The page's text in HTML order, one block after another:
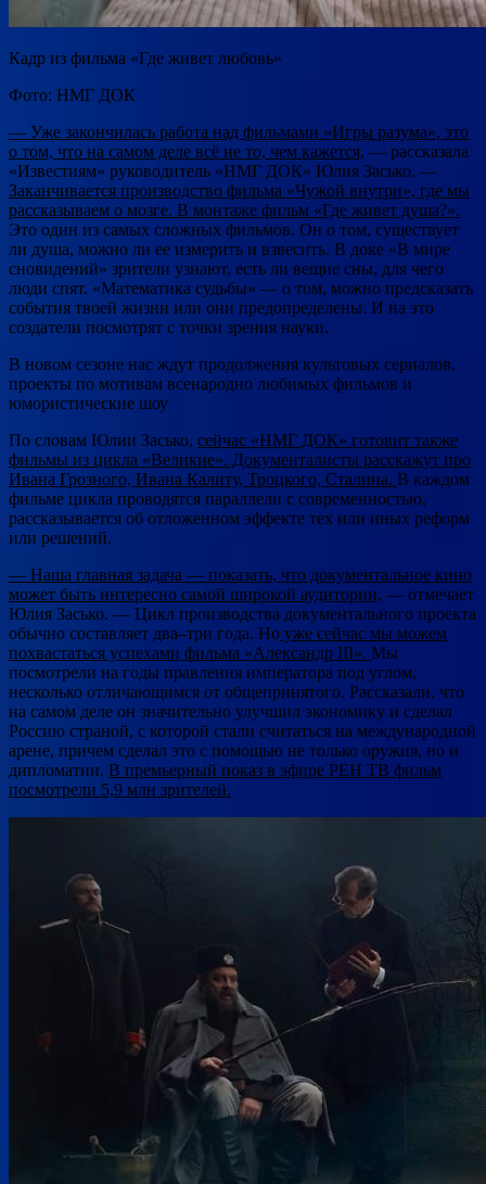
Кадр из фильма «Где живет любовь»
Фото: НМГ ДОК
— Уже закончилась работа над фильмами «Игры разума», это
о том, что на самом деле всё не то, чем кажется, — рассказала
«Известиям» руководитель «НМГ ДОК» Юлия Засько. —
Заканчивается производство фильма «Чужой внутри», где мы
рассказываем о мозге. В монтаже фильм «Где живет душа?».
Это один из самых сложных фильмов. Он о том, существует
ли душа, можно ли ее измерить и взвесить. В доке «В мире
сновидений» зрители узнают, есть ли вещие сны, для чего
люди спят. «Математика судьбы» — о том, можно предсказать
события твоей жизни или они предопределены. И на это
создатели посмотрят с точки зрения науки.
В новом сезоне нас ждут продолжения культовых сериалов,
проекты по мотивам всенародно любимых фильмов и
юмористические шоу
По словам Юлии Засько, сейчас «НМГ ДОК» готовит также
фильмы из цикла «Великие». Документалисты расскажут про
Ивана Грозного, Ивана Калиту, Троцкого, Сталина. В каждом
фильме цикла проводятся параллели с современностью,
рассказывается об отложенном эффекте тех или иных реформ
или решений.
— Наша главная задача — показать, что документальное кино
может быть интересно самой широкой аудитории, — отмечает
Юлия Засько. — Цикл производства документального проекта
обычно составляет два–три года. Но уже сейчас мы можем
похвастаться успехами фильма «Александр ІII». Мы
посмотрели на годы правления императора под углом,
несколько отличающимся от общепринятого. Рассказали, что
на самом деле он значительно улучшил экономику и сделал
Россию страной, с которой стали считаться на международной
арене, причем сделал это с помощью не только оружия, но и
дипломатии. В премьерный показ в эфире РЕН ТВ фильм
посмотрели 5,9 млн зрителей.